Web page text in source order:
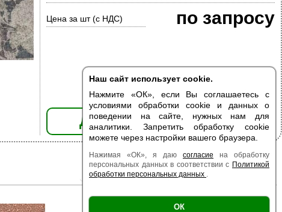
Наш сайт использует cookie.
Нажмите «ОК», если Вы соглашаетесь с
условиями обработки cookie и данных о
поведении на сайте, нужных нам для
аналитики. Запретить обработку cookie
можете через настройки вашего браузера.
Нажимая «ОК», я даю согласие на обработку
персональных данных в соответствии с Политикой
обработки персональных данных .
ОК
Цена за шт (с НДС) по запросу
ДОБАВИТЬ В КОРЗИНУ
Есть образец | Поверхность |